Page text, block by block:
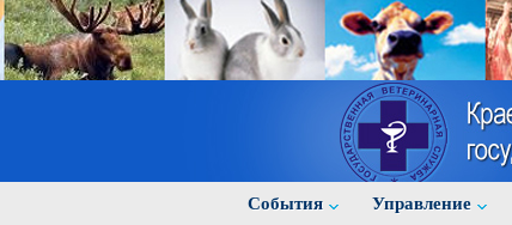
События Управление